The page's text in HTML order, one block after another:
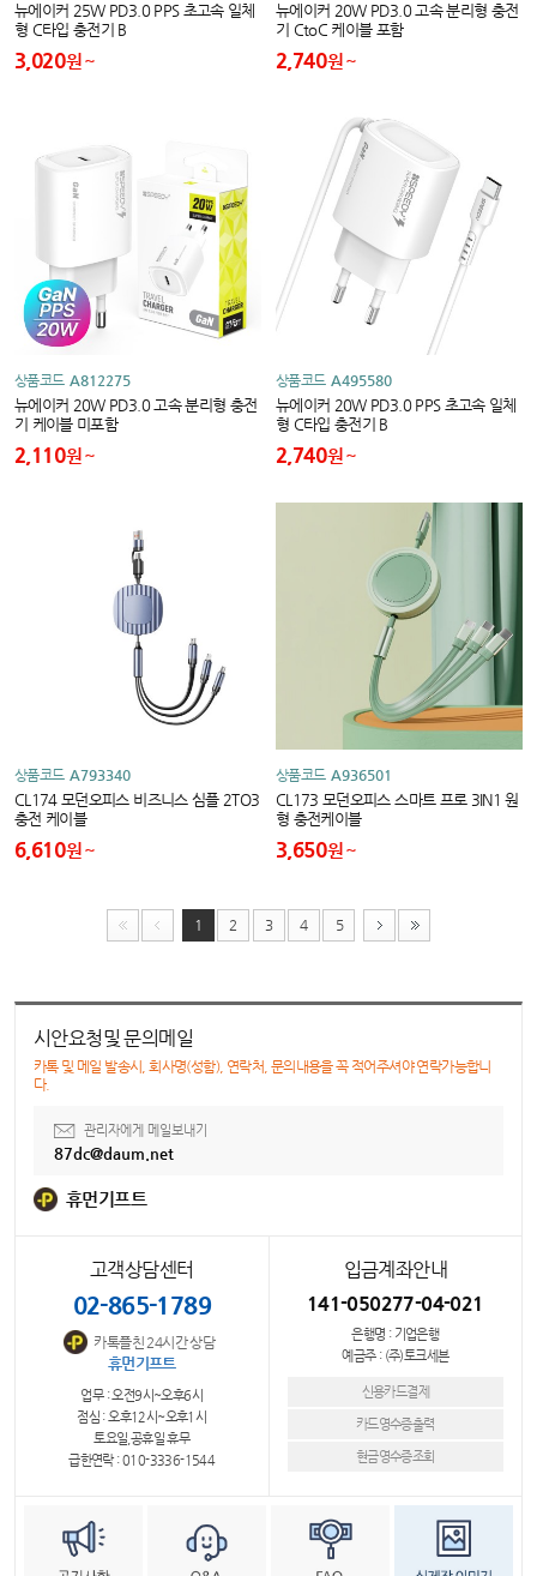
뉴에이커 25W PD3.0 PPS 초고속 일체
형 C타입 충전기 B
3,020원
뉴에이커 20W PD3.0 고속 분리형 충전
기 CtoC 케이블 포함
2,740원
상품코드 A812275
뉴에이커 20W PD3.0 고속 분리형 충전
기 케이블 미포함
2,110원
상품코드 A495580
뉴에이커 20W PD3.0 PPS 초고속 일체
형 C타입 충전기 B
2,740원
상품코드 A793340
CL174 모던오피스 비즈니스 심플 2TO3
충전 케이블
6,610원
상품코드 A936501
CL173 모던오피스 스마트 프로 3IN1 원
형 충전케이블
3,650원
1 2 3 4 5
시안요청및 문의메일
카톡 및 메일 발송시, 회사명(성함), 연락처, 문의내용을 꼭 적어주셔야 연락가능합니
다.
관리자에게 메일보내기
87dc@daum.net
휴먼기프트
고객상담센터
02-865-1789
카톡플친 24시간 상담
휴먼기프트
업무 : 오전9시~오후6시
점심 : 오후12시~오후1시
토요일,공휴일 휴무
급한연락 : 010-3336-1544
입금계좌안내
141-050277-04-021
은행명 : 기업은행
예금주 : (주)토크세븐
신용카드결제
카드영수증출력
현금영수증조회